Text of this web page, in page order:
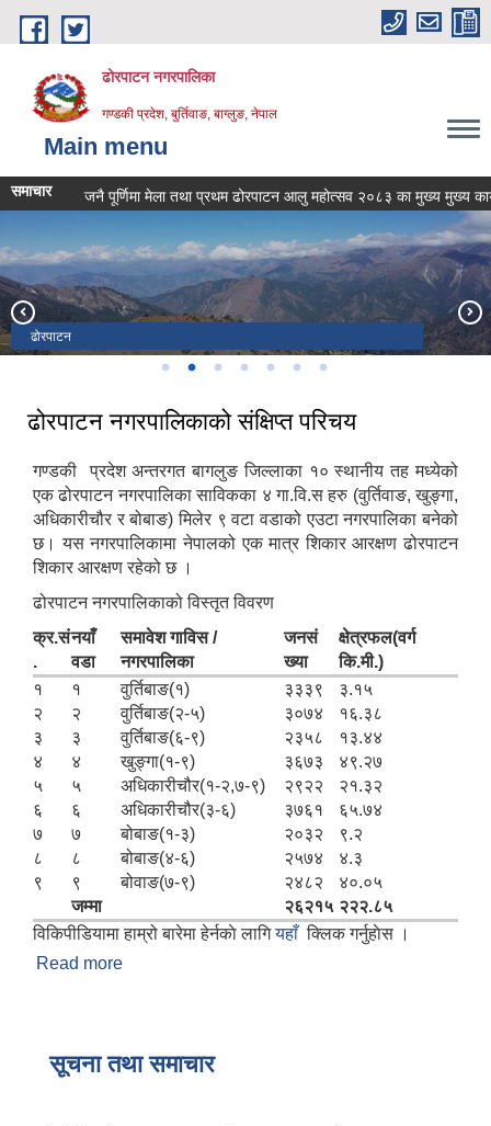
Skip to main content
ढोरपाटन नगरपालिका
गण्डकी प्रदेश, बुर्तिवाङ, बाग्लुङ, नेपाल
Main menu
समाचार जनै पूर्णिमा मेला तथा प्रथम ढोरपाटन आलु महोत्सव २०८३ का मुख्य मुख्य
ढोरपाटन
ढोरपाटन
ढोरपाटन शिकार आरक्ष
ढोरपाटन शिकार आरक्ष
ढोरपाटन शिकार आरक्ष
ढोरपाटन
ढोरपाटन
ढोरपाटन नगरपालिकाको संक्षिप्त परिचय
गण्डकी प्रदेश अन्तरगत बागलुङ जिल्लाका १० स्थानीय तह मध्येको
एक ढोरपाटन नगरपालिका साविकका ४ गा.वि.स हरु (वुर्तिवाङ, खुङ्गा,
अधिकारीचौर र बोबाङ) मिलेर ९ वटा वडाको एउटा नगरपालिका बनेको
छ। यस नगरपालिकामा नेपालको एक मात्र शिकार आरक्षण ढोरपाटन
शिकार आरक्षण रहेको छ ।
ढोरपाटन नगरपालिकाको विस्तृत विवरण
क्र.सं
.
नयाँ
वडा
समावेश गाविस /
नगरपालिका
जनसं
ख्या
क्षेत्रफल(वर्ग
कि.मी.)
१
१ वुर्तिबाङ(१) ३३३९
३.१५
२
२ वुर्तिबाङ(२-५) ३०७४
१६.३८
३
३ वुर्तिबाङ(६-९) २३५८
१३.४४
४
४ खुङ्गा(१-९) ३६७३
४९.२७
५
५ अधिकारीचौर(१-२,७-९) २९२२
२१.३२
६
६ अधिकारीचौर(३-६) ३७६१
६५.७४
७
७ बोबाङ(१-३) २०३२
९.२
८
८ बोबाङ(४-६) २५७४
४.३
९
९ बोवाङ(७-९) २४८२
४०.०५
जम्मा
२६२१५ २२२.८५
विकिपीडियामा हाम्रो बारेमा हेर्नकाे लागियहाँक्लिक गर्नुहाेस ।
Read more
सूचना तथा समाचार